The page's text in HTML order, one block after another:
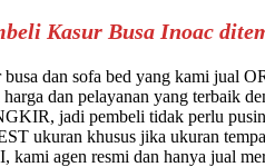
Kasur Busa Inoac
busa dan sofa bed yang kami jual
dan pelayanan yang terbaik
jadi pembeli tidak perlu
ukuran khusus jika ukuran
kami agen resmi dan hanya jual